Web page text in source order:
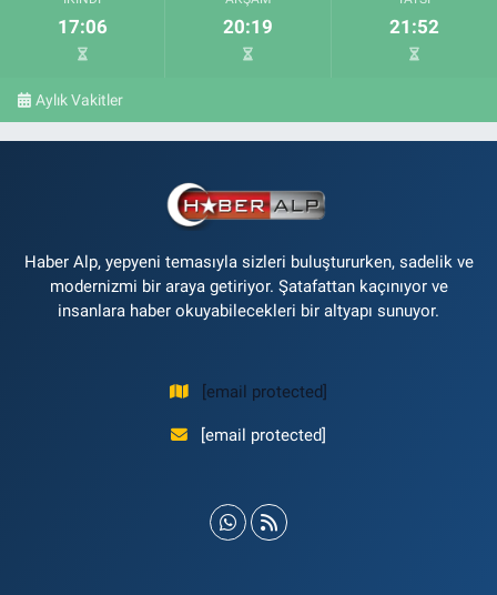
17:06 20:19 21:52
Aylık Vakitler
Haber Alp, yepyeni temasıyla sizleri buluştururken, sadelik ve
modernizmi bir araya getiriyor. Şatafattan kaçınıyor ve
insanlara haber okuyabilecekleri bir altyapı sunuyor.
[email protected]
[email protected]